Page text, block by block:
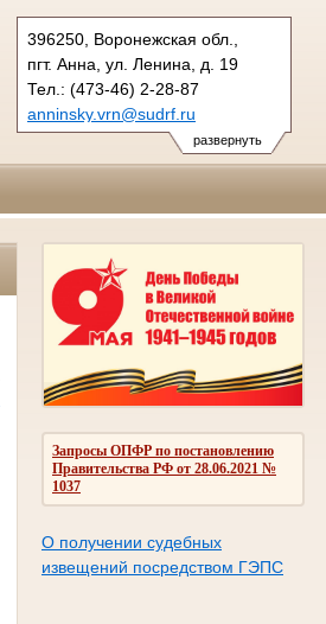
развернуть
396250, Воронежская обл.,
пгт. Анна, ул. Ленина, д. 19
Тел.: (473-46) 2-28-87
anninsky.vrn@sudrf.ru
схема проезда
Запросы ОПФР по постановлению
Правительства РФ от 28.06.2021 №
1037
О получении судебных
извещений посредством ГЭПС